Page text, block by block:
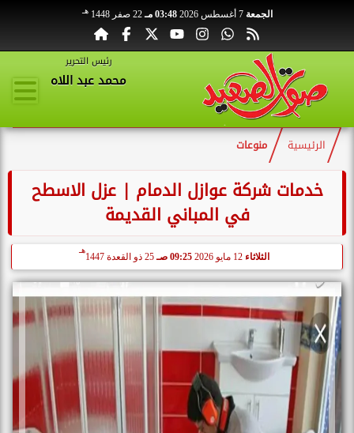
الجمعة 7 أغسطس 2026 03:48 مـ 22 صفر 1448 هـ
رئيس التحرير
محمد عبد اللاه
الرئيسية منوعات
خدمات شركة عوازل الدمام | عزل الاسطح
في المباني القديمة
الثلاثاء 12 مايو 2026 09:25 صـ 25 ذو القعدة 1447
هـ